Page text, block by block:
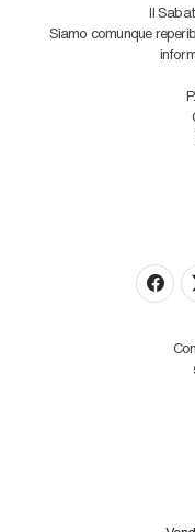
Il
Siamo comunque